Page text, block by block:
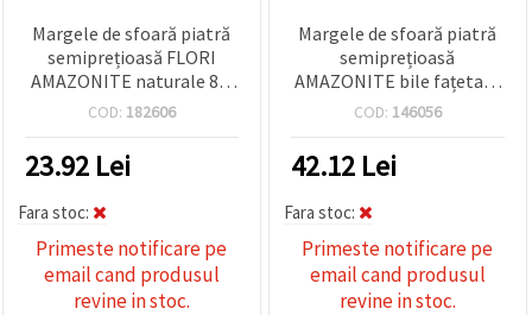
Margele de sfoară piatră
semiprețioasă FLORI
AMAZONITE naturale 8 ~
11x10 ~ 14 mm ~ 32 bucăți
COD: 182606
23.92 Lei
Fara stoc:
Primeste notificare pe
email cand produsul
revine in stoc.
Margele de sfoară piatră
semiprețioasă
AMAZONITE bile fațetate
10 mm ± 36 bucăți
COD: 146056
42.12 Lei
Fara stoc:
Primeste notificare pe
email cand produsul
revine in stoc.